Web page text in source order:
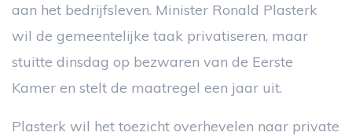
aan het bedrijfsleven. Minister Ronald Plasterk
wil de gemeentelijke taak privatiseren, maar
stuitte dinsdag op bezwaren van de Eerste
Kamer en stelt de maatregel een jaar uit.
Plasterk wil het toezicht overhevelen naar private